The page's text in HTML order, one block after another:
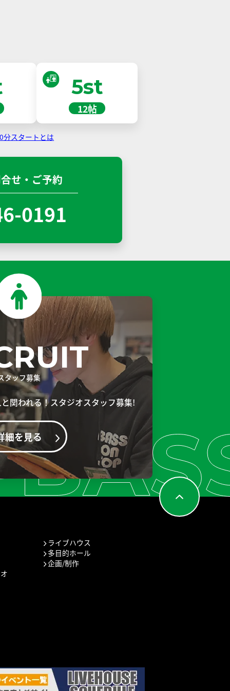
5st
12帖
分スタートとは
せ・ご予約
0191
タッフ募集
関われる！スタジオスタッフ募集!
細を見る
ライブハウス
多目的ホール
企画/制作